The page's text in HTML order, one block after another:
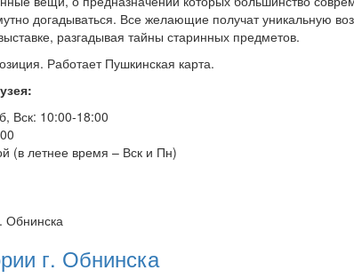
догадываться. Все желающие получат уникальную
разгадывая тайны старинных предметов.
Работает Пушкинская карта.
Вск: 10:00-18:00
(в летнее время – Вск и Пн)
г. Обнинска